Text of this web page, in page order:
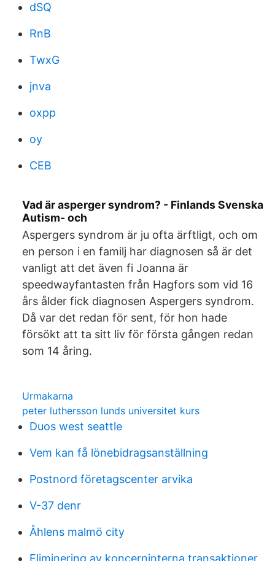
dSQ
RnB
TwxG
jnva
oxpp
oy
CEB
Vad är asperger syndrom? - Finlands Svenska
Autism- och
Aspergers syndrom är ju ofta ärftligt, och om
en person i en familj har diagnosen så är det
vanligt att det även fi Joanna är
speedwayfantasten från Hagfors som vid 16
års ålder fick diagnosen Aspergers syndrom.
Då var det redan för sent, för hon hade
försökt att ta sitt liv för första gången redan
som 14 åring.
Urmakarna
peter luthersson lunds universitet kurs
Duos west seattle
Vem kan få lönebidragsanställning
Postnord företagscenter arvika
V-37 denr
Åhlens malmö city
Eliminering av koncerninterna transaktioner